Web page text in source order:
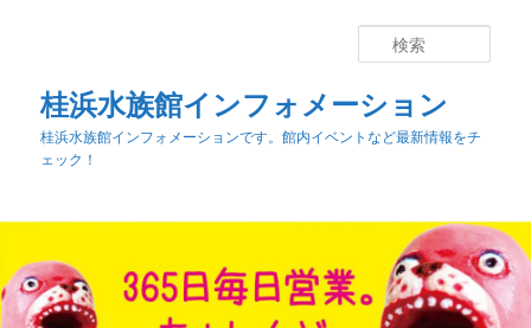
桂浜水族館インフォメーション
桂浜水族館インフォメーションです。館内イベントなど最新情報をチ
ェック！
索